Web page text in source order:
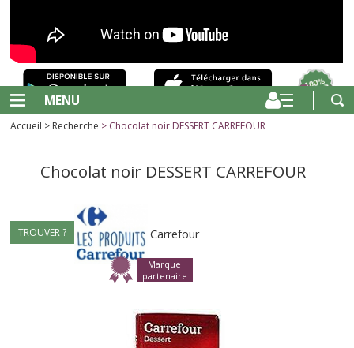
MENU
Accueil > Recherche > Chocolat noir DESSERT CARREFOUR
Chocolat noir DESSERT CARREFOUR
TROUVER ? Carrefour
Marque
partenaire